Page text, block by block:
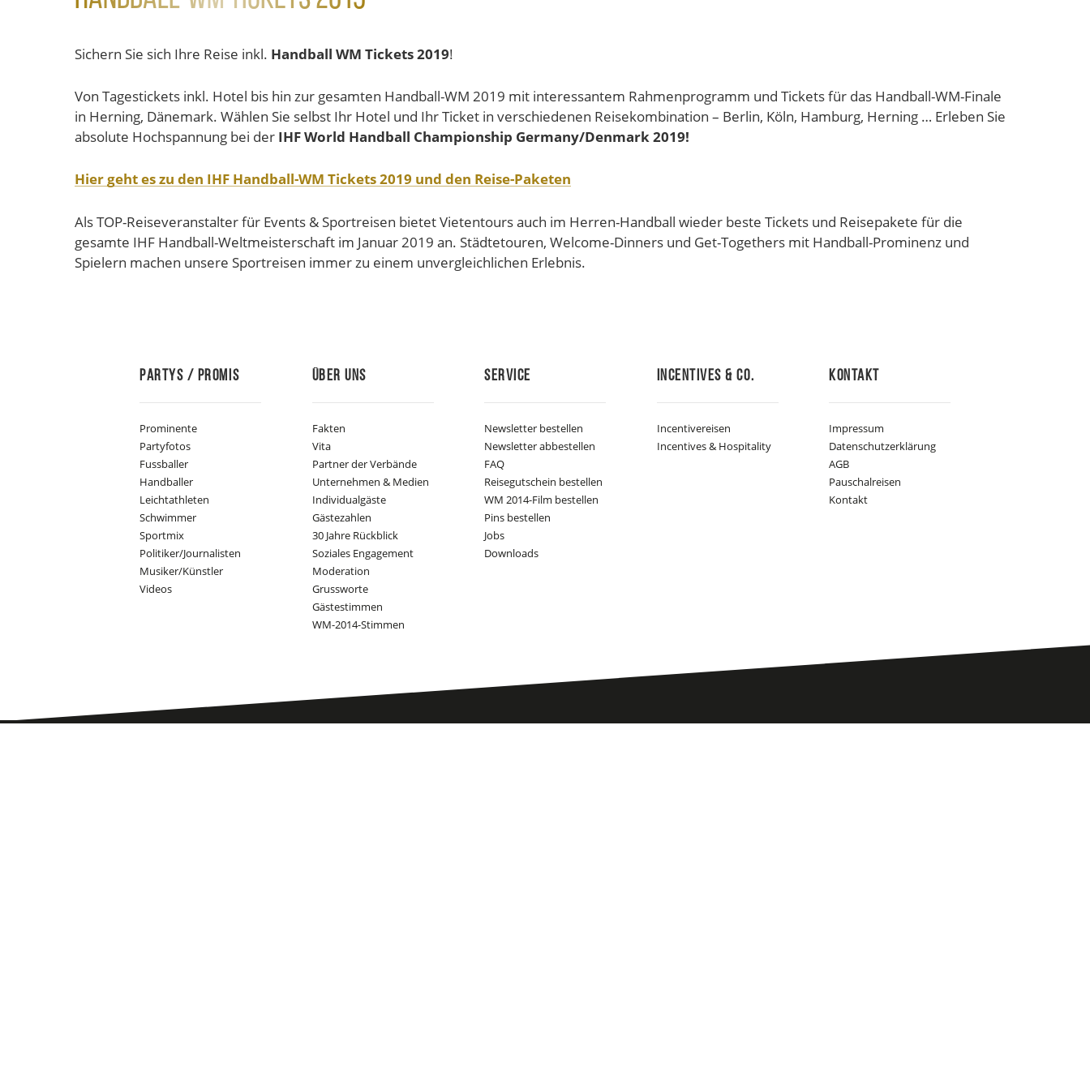
Sichern Sie sich Ihre Reise inkl. Handball WM Tickets 2019!
Von Tagestickets inkl. Hotel bis hin zur gesamten Handball-WM 2019 mit interessantem Rahmenprogramm und Tickets für das Handball-WM-Finale
in Herning, Dänemark. Wählen Sie selbst Ihr Hotel und Ihr Ticket in verschiedenen Reisekombination – Berlin, Köln, Hamburg, Herning … Erleben Sie
absolute Hochspannung bei der IHF World Handball Championship Germany/Denmark 2019!
Hier geht es zu den IHF Handball-WM Tickets 2019 und den Reise-Paketen
Als TOP-Reiseveranstalter für Events & Sportreisen bietet Vietentours auch im Herren-Handball wieder beste Tickets und Reisepakete für die
gesamte IHF Handball-Weltmeisterschaft im Januar 2019 an. Städtetouren, Welcome-Dinners und Get-Togethers mit Handball-Prominenz und
Spielern machen unsere Sportreisen immer zu einem unvergleichlichen Erlebnis.
Partys / Promis
Prominente
Partyfotos
Fussballer
Handballer
Leichtathleten
Schwimmer
Sportmix
Politiker/Journalisten
Musiker/Künstler
Videos
Über Uns
Fakten
Vita
Partner der Verbände
Unternehmen & Medien
Individualgäste
Gästezahlen
30 Jahre Rückblick
Soziales Engagement
Moderation
Grussworte
Gästestimmen
WM-2014-Stimmen
Service
Newsletter bestellen
Newsletter abbestellen
FAQ
Reisegutschein bestellen
WM 2014-Film bestellen
Pins bestellen
Jobs
Downloads
Incentives & Co.
Incentivereisen
Incentives & Hospitality
Kontakt
Impressum
Datenschutzerklärung
AGB
Pauschalreisen
Kontakt